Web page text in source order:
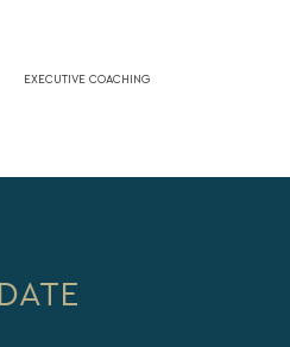
EXECUTIVE COACHING